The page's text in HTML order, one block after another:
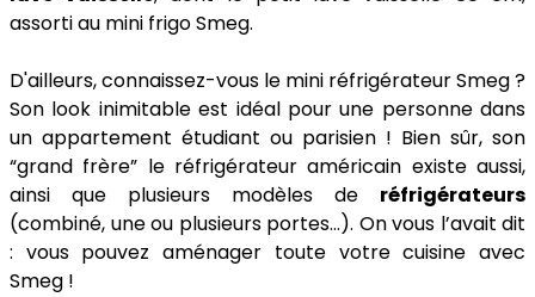
assorti au mini frigo Smeg.
D'ailleurs, connaissez-vous le mini réfrigérateur Smeg ?
Son look inimitable est idéal pour une personne dans
un appartement étudiant ou parisien ! Bien sûr, son
“grand frère” le réfrigérateur américain existe aussi,
ainsi que plusieurs modèles de réfrigérateurs
(combiné, une ou plusieurs portes…). On vous l’avait dit
: vous pouvez aménager toute votre cuisine avec
Smeg !